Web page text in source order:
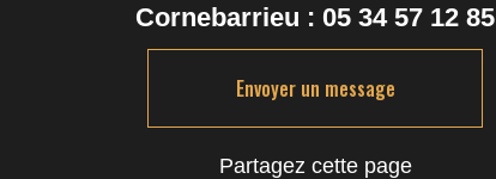
Cornebarrieu : 05 34 57 12 85
Envoyer un message
Partagez cette page